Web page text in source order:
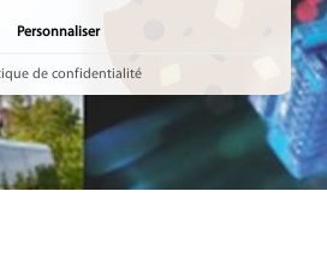
Personnaliser
de confidentialité